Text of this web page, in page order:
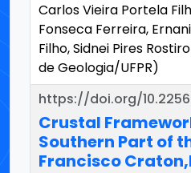
Carlos Vieira Portela
Fonseca Ferreira,
Filho, Sidnei Pires
de Geologia/UFPR)
https://doi.org/
Crustal
Southern Part of
Francisco